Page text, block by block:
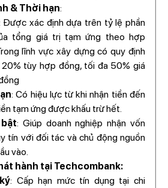
& Thời hạn:
Được xác định dựa trên tỷ lệ phần
tổng giá trị tạm ứng theo hợp
lĩnh vực xây dựng có quy định
tùy hợp đồng, tối đa 50% giá
: Có hiệu lực từ khi nhận tiền đến
tạm ứng được khấu trừ hết.
: Giúp doanh nghiệp nhận vốn
tín với đối tác và chủ động nguồn
vào.
hành tại Techcombank:
: Cấp hạn mức tín dụng tại chi